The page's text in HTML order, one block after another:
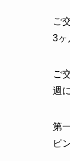
ご
3ヶ
ご
週
第
ピ